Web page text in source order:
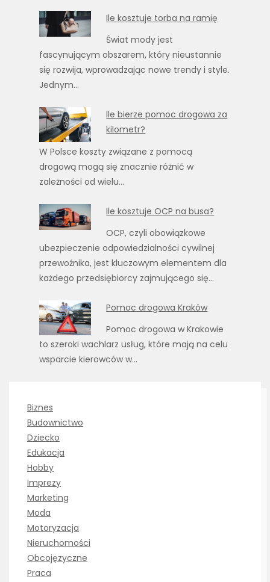
Ile kosztuje torba na ramię
Świat mody jest
fascynującym obszarem, który nieustannie
się rozwija, wprowadzając nowe trendy i style.
Jednym…
Ile bierze pomoc drogowa za
kilometr?
W Polsce koszty związane z pomocą
drogową mogą się znacznie różnić w
zależności od wielu…
Ile kosztuje OCP na busa?
OCP, czyli obowiązkowe
ubezpieczenie odpowiedzialności cywilnej
przewoźnika, jest kluczowym elementem dla
każdego przedsiębiorcy zajmującego się…
Pomoc drogowa Kraków
Pomoc drogowa w Krakowie
to szeroki wachlarz usług, które mają na celu
wsparcie kierowców w…
Biznes
Budownictwo
Dziecko
Edukacja
Hobby
Imprezy
Marketing
Moda
Motoryzacja
Nieruchomości
Obcojęzyczne
Praca